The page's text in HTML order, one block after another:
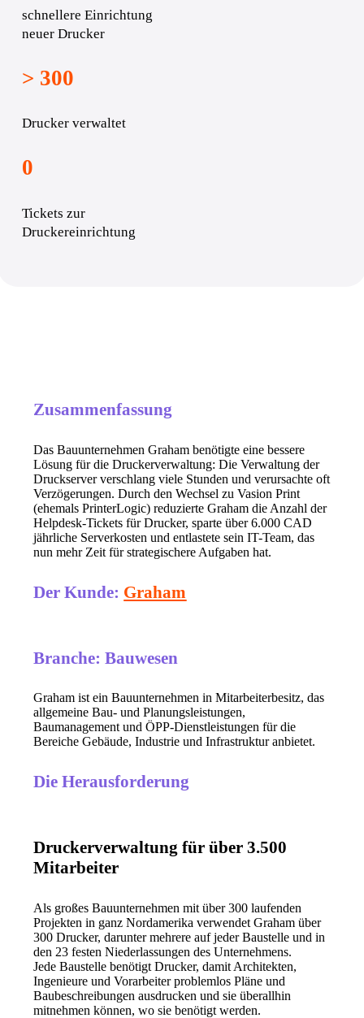
schnellere Einrichtung
neuer Drucker
> 300
Drucker verwaltet
0
Tickets zur
Druckereinrichtung
Zusammenfassung
Das Bauunternehmen Graham benötigte eine bessere
Lösung für die Druckerverwaltung: Die Verwaltung der
Druckserver verschlang viele Stunden und verursachte oft
Verzögerungen. Durch den Wechsel zu Vasion Print
(ehemals PrinterLogic) reduzierte Graham die Anzahl der
Helpdesk-Tickets für Drucker, sparte über 6.000 CAD
jährliche Serverkosten und entlastete sein IT-Team, das
nun mehr Zeit für strategischere Aufgaben hat.
Der Kunde: Graham
Branche: Bauwesen
Graham ist ein Bauunternehmen in Mitarbeiterbesitz, das
allgemeine Bau- und Planungsleistungen,
Baumanagement und ÖPP-Dienstleistungen für die
Bereiche Gebäude, Industrie und Infrastruktur anbietet.
Die Herausforderung
Druckerverwaltung für über 3.500
Mitarbeiter
Als großes Bauunternehmen mit über 300 laufenden
Projekten in ganz Nordamerika verwendet Graham über
300 Drucker, darunter mehrere auf jeder Baustelle und in
den 23 festen Niederlassungen des Unternehmens.
Jede Baustelle benötigt Drucker, damit Architekten,
Ingenieure und Vorarbeiter problemlos Pläne und
Baubeschreibungen ausdrucken und sie überallhin
mitnehmen können, wo sie benötigt werden.